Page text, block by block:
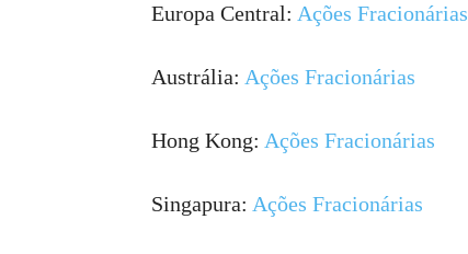
Europa Central: Ações Fracionárias
Austrália: Ações Fracionárias
Hong Kong: Ações Fracionárias
Singapura: Ações Fracionárias